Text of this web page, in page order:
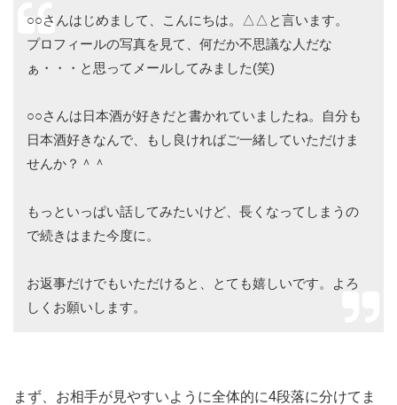
○○さんはじめまして、こんにちは。△△と言います。
プロフィールの写真を見て、何だか不思議な人だな
ぁ・・・と思ってメールしてみました(笑)
○○さんは日本酒が好きだと書かれていましたね。自分も
日本酒好きなんで、もし良ければご一緒していただけま
せんか？＾＾
もっといっぱい話してみたいけど、長くなってしまうの
で続きはまた今度に。
お返事だけでもいただけると、とても嬉しいです。よろ
しくお願いします。
まず、お相手が見やすいように全体的に4段落に分けてま